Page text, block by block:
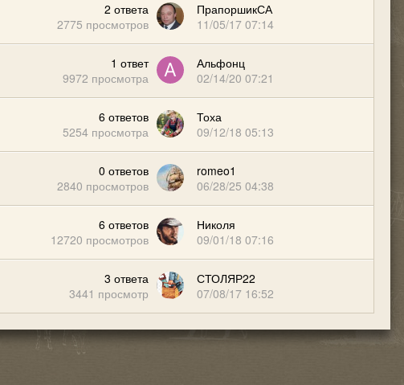
2 ответа
2775 просмотров
ПрапоршикСА
11/05/17 07:14
1 ответ
9972 просмотра
Альфонц
02/14/20 07:21
6 ответов
5254 просмотра
Тоха
09/12/18 05:13
0 ответов
2840 просмотров
romeo1
06/28/25 04:38
6 ответов
12720 просмотров
Николя
09/01/18 07:16
3 ответа
3441 просмотр
СТОЛЯР22
07/08/17 16:52